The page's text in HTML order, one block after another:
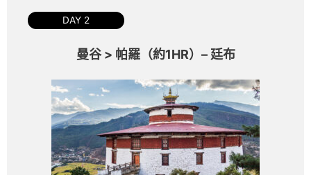
DAY 2
曼谷 > 帕羅（約1HR）– 廷布